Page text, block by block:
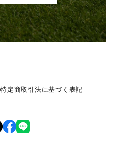
特定商取引法に基づく表記